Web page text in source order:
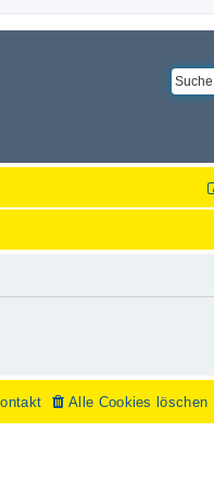
Alle Cookies löschen